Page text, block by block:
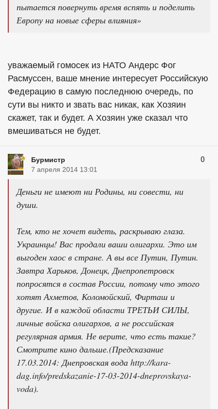
пытается повернуть время вспять и поделить
Европу на новые сферы влияния»
уважаемый гомосек из НАТО Андерс Фог
Расмуссен, ваше мнение интересует Российскую
Федерацию в самую последнюю очередь, по
сути вы никто и звать вас никак, как Хозяин
скажет, так и будет. А Хозяин уже сказал что
вмешиваться не будет.
Бурмистр 0
7 апреля 2014 13:01
Деньги не имеют ни Родины, ни совести, ни
души.
Тем, кто не хочет видеть, раскрываю глаза.
Украинцы! Вас продали ваши олигархи. Это им
выгоден хаос в стране. А вы все Путин, Путин.
Завтра Харьков, Донецк, Днепропетровск
попросятся в состав России, потому что этого
хотят Ахметов, Коломойский, Фирташ и
другие. И в каждой области ТРЕТЬИ СИЛЫ,
личные войска олигархов, а не российская
регулярная армия. Не верите, что есть такие?
Смотрите кино дальше.(Предсказание
17.03.2014: Днепровская вода http://kara-
dag.info/predskazanie-17-03-2014-dneprovskaya-
voda).